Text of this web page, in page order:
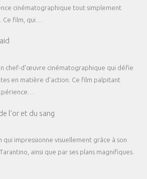
cinématographique tout simplement
Ce film, qui…
chef-d'œuvre cinématographique qui défie
en matière d'action. Ce film palpitant
l’or et du sang
qui impressionne visuellement grâce à son
ainsi que par ses plans magnifiques.